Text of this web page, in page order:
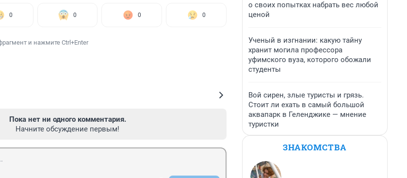
0 0 0 0
и нажмите Ctrl+Enter
Пока нет ни одного комментария.
Начните обсуждение первым!
о своих попытках набрать вес любой
ценой
Ученый в изгнании: какую тайну
хранит могила профессора
уфимского вуза, которого обожали
студенты
Вой сирен, злые туристы и грязь.
Стоит ли ехать в самый большой
аквапарк в Геленджике — мнение
туристки
ЗНАКОМСТВА